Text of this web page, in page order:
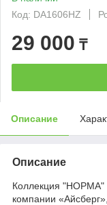
Код: DA1606HZ
29 000 ₸
Описание
Описание
Коллекция "НОРМА"
компании